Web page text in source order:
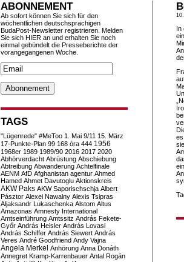
In
ABONNEMENT
Ab sofort können Sie sich für den
wöchentlichen deutschsprachigen
BudaPost-Newsletter registrieren. Melden
Sie sich HIER an und erhalten Sie noch
einmal gebündelt die Presseberichte der
vorangegangenen Woche.
TAGS
"Lügenrede" #MeToo 1. Mai 9/11 15. März
17-Punkte-Plan 99 168 óra 444 1956
1968er 1989 1989/90 2016 2017 2020
Abhörverdacht Abrüstung Abschiebung
Abtreibung Abwanderung Achtelfinale
AENM AfD Afghanistan agentur Ahmed
Hamed Ahmet Davutoglu Aktionskreis
AKW Paks AKW Saporischschja Albert
Pásztor Alexei Nawalny Alexis Tsipras
Aljaksandr Lukaschenka Alstom Altus
Amazonas Amnesty International
Amtseinführung Amtssitz András Fekete-
Győr András Heisler András Lovasi
András Schiffer András Siewert András
Veres André Goodfriend Andy Vajna
Angela Merkel Anhörung Anna Donáth
Annegret Kramp-Karrenbauer Antal Rogán